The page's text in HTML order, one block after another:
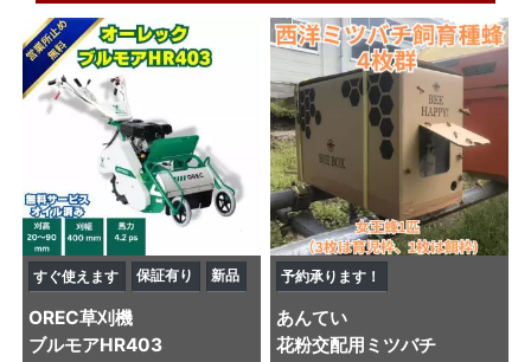
すぐ使えます 保証有り 新品
OREC草刈機
ブルモアHR403
予約承ります！
あんてい
花粉交配用ミツバチ